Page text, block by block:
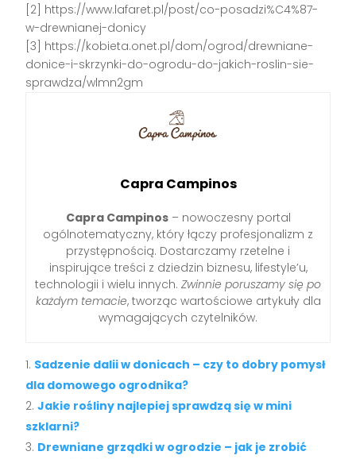
[2] https://www.lafaret.pl/post/co-posadzi%C4%87-
w-drewnianej-donicy
[3] https://kobieta.onet.pl/dom/ogrod/drewniane-
donice-i-skrzynki-do-ogrodu-do-jakich-roslin-sie-
sprawdza/wlmn2gm
Capra Campinos
Capra Campinos– nowoczesny portal
ogólnotematyczny, który łączy profesjonalizm z
przystępnością. Dostarczamy rzetelne i
inspirujące treści z dziedzin biznesu, lifestyle’u,
technologii i wielu innych. Zwinnie poruszamy się po
każdym temacie, tworząc wartościowe artykuły dla
wymagających czytelników.
Sadzenie dalii w donicach – czy to dobry pomysł
dla domowego ogrodnika?
Jakie rośliny najlepiej sprawdzą się w mini
szklarni?
Drewniane grządki w ogrodzie – jak je zrobić